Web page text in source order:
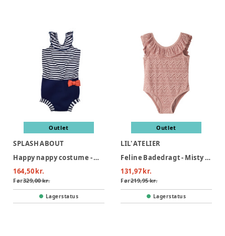
Outlet
SPLASH ABOUT
Happy nappy costume - Navy stripe
164,50 kr.
Før329,00 kr.
Lagerstatus
Outlet
LIL' ATELIER
Feline Badedragt - Misty Rose
131,97 kr.
Før219,95 kr.
Lagerstatus